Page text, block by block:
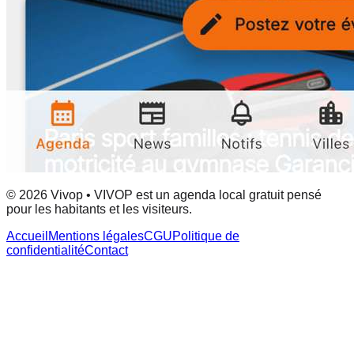
© 2026 Vivop • VIVOP est un agenda local gratuit pensé
pour les habitants et les visiteurs.
Accueil Mentions légalesCGUPolitique de
confidentialitéContact